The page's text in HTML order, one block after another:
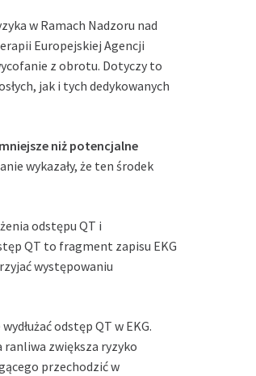
w Ramach Nadzoru nad
Europejskiej Agencji
z obrotu. Dotyczy to
jak i tych dedykowanych
niż potencjalne
wykazały, że ten środek
odstępu QT i
QT to fragment zapisu EKG
występowaniu
odstęp QT w EKG.
ranliwa zwiększa ryzyko
przechodzić w